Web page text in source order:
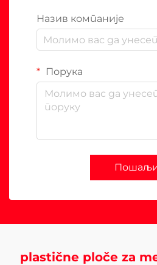
Назив компаније
Порука
plastične ploče za